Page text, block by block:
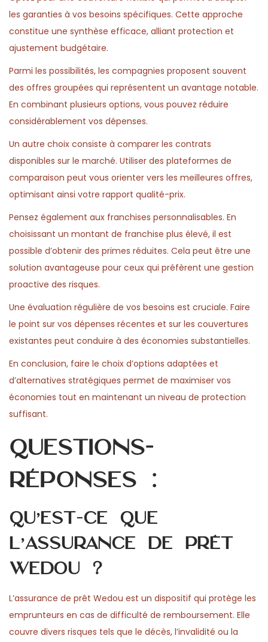
les garanties à vos besoins spécifiques. Cette approche
constitue une synthèse efficace, alliant protection et
ajustement budgétaire.
Parmi les possibilités, les compagnies proposent souvent
des offres groupées qui représentent un avantage notable.
En combinant plusieurs options, vous pouvez réduire
considérablement vos dépenses.
Un autre choix consiste à comparer les contrats
disponibles sur le marché. Utiliser des plateformes de
comparaison peut vous orienter vers les meilleures offres,
optimisant ainsi votre rapport qualité-prix.
Pensez également aux franchises personnalisables. En
choisissant un montant de franchise plus élevé, il est
possible d’obtenir des primes réduites. Cela peut être une
solution avantageuse pour ceux qui préfèrent une gestion
proactive des risques.
Une évaluation régulière de vos besoins est cruciale. Faire
le point sur vos dépenses récentes et sur les couvertures
existantes peut conduire à des économies substantielles.
En conclusion, faire le choix d’options adaptées et
d’alternatives stratégiques permet de maximiser vos
économies tout en maintenant un niveau de protection
suffisant.
Questions-
réponses :
Qu’est-ce que
l’assurance de prêt
Wedou ?
L’assurance de prêt Wedou est un dispositif qui protège les
emprunteurs en cas de difficulté de remboursement. Elle
couvre divers risques tels que le décès, l’invalidité ou la